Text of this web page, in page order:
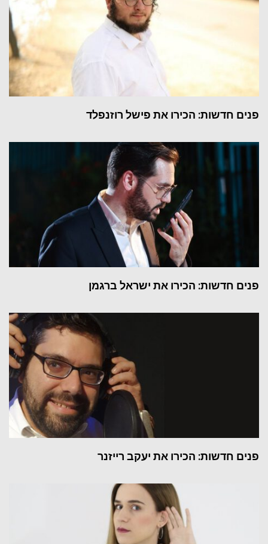
פנים חדשות: הכירו את פישל רוזנפלד
פנים חדשות: הכירו את ישראל ברגמן
פנים חדשות: הכירו את יעקב רייזנר